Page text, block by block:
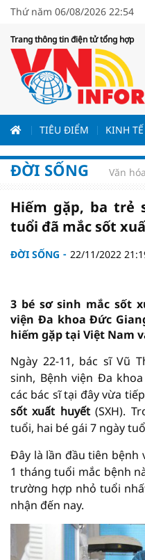
Thứ năm 06/08/2026 22:54
Trang thông tin điện tử tổng hợp
TIÊU ĐIỂM KINH
ĐỜI SỐNG Văn
Hiếm gặp, ba trẻ
tuổi đã mắc sốt
ĐỜI SỐNG 22/11/2022
3 bé sơ sinh mắc sốt
viện Đa khoa Đức
hiếm gặp tại Việt Nam
Ngày 22-11, bác sĩ Vũ
sinh, Bệnh viện Đa
các bác sĩ tại đây vừa
sốt xuất huyết(SXH).
tuổi, hai bé gái 7 ngày
Đây là lần đầu tiên bệnh
1 tháng tuổi mắc bệnh
trường hợp nhỏ tuổi
nhận đến nay.